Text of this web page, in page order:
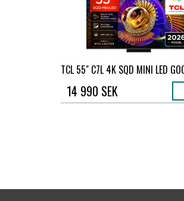
TCL 55" C7L 4K SQD MINI LED
14 990 SEK